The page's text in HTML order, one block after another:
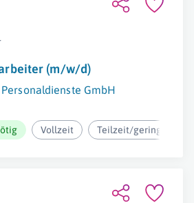
(m/w/d)
GmbH
Vollzeit Teilzeit/geringfügig